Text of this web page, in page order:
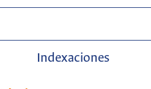
Indexaciones